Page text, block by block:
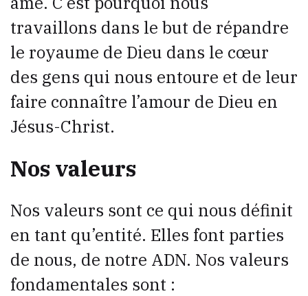
travaillons dans le but de répandre
le royaume de Dieu dans le cœur
des gens qui nous entoure et de leur
faire connaître l’amour de Dieu en
Jésus-Christ.
Nos valeurs
Nos valeurs sont ce qui nous définit
en tant qu’entité. Elles font parties
de nous, de notre ADN. Nos valeurs
fondamentales sont :